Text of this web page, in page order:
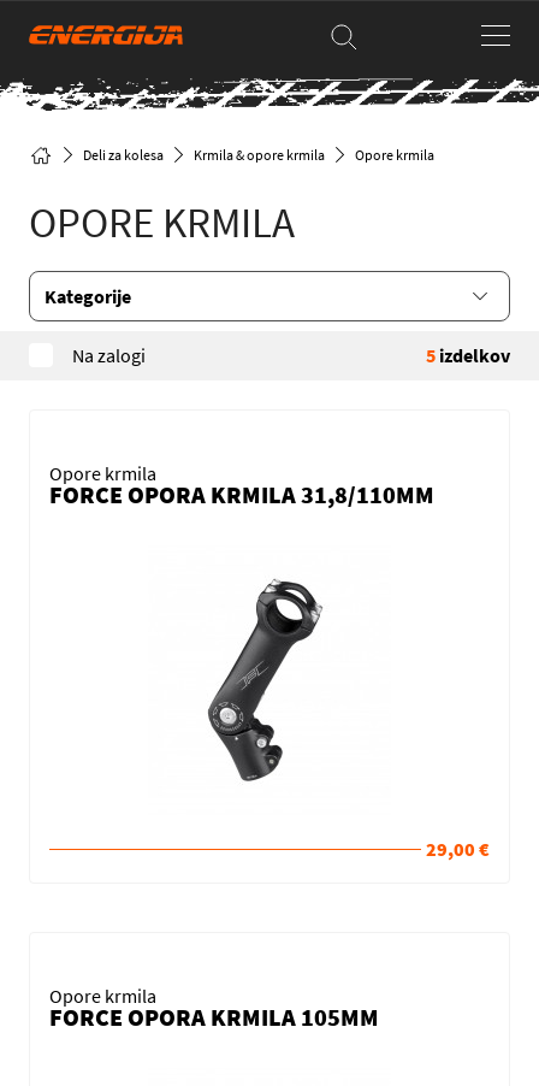
Deli za kolesa Krmila & opore krmila Opore krmila
OPORE KRMILA
Kategorije
Na zalogi 5 izdelkov
Opore krmila
FORCE OPORA KRMILA 31,8/110MM
29,00 €
Opore krmila
FORCE OPORA KRMILA 105MM